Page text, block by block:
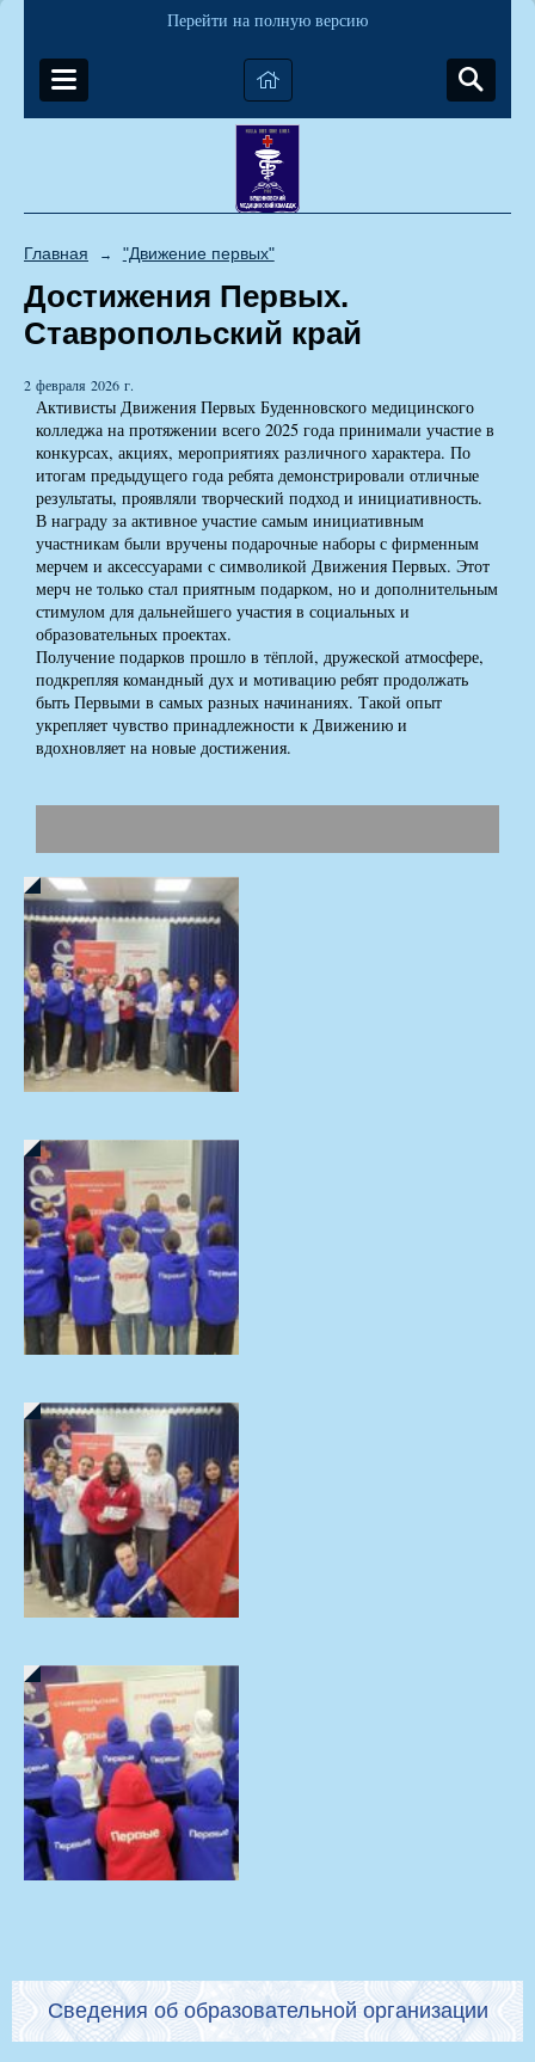
Перейти на полную версию
Главная → "Движение первых"
Достижения Первых.
Ставропольский край
2 февраля 2026 г.
Активисты Движения Первых Буденновского медицинского
колледжа на протяжении всего 2025 года принимали участие в
конкурсах, акциях, мероприятиях различного характера. По
итогам предыдущего года ребята демонстрировали отличные
результаты, проявляли творческий подход и инициативность.
В награду за активное участие самым инициативным
участникам были вручены подарочные наборы с фирменным
мерчем и аксессуарами с символикой Движения Первых. Этот
мерч не только стал приятным подарком, но и дополнительным
стимулом для дальнейшего участия в социальных и
образовательных проектах.
Получение подарков прошло в тёплой, дружеской атмосфере,
подкрепляя командный дух и мотивацию ребят продолжать
быть Первыми в самых разных начинаниях. Такой опыт
укрепляет чувство принадлежности к Движению и
вдохновляет на новые достижения.
Сведения об образовательной организации